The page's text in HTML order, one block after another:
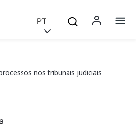
PT
nos tribunais judiciais